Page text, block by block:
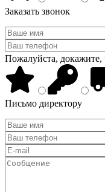
Заказать звонок
Пожалуйста, докажите,
Письмо директору